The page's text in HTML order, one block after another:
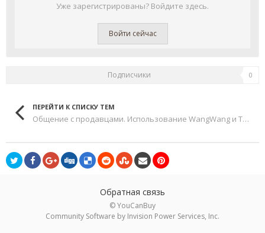
Уже зарегистрированы? Войдите здесь.
Войти сейчас
Подписчики 0
ПЕРЕЙТИ К СПИСКУ ТЕМ
Общение с продавцами. Использование WangWang и TradeManager
Обратная связь
© YouCanBuy
Community Software by Invision Power Services, Inc.